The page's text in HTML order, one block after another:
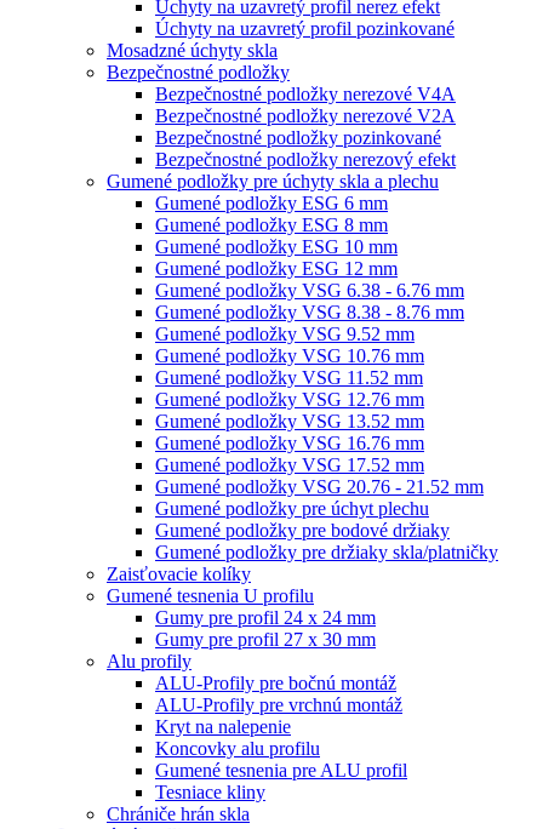
Úchyty na uzavretý profil nerez efekt
Úchyty na uzavretý profil pozinkované
Mosadzné úchyty skla
Bezpečnostné podložky
Bezpečnostné podložky nerezové V4A
Bezpečnostné podložky nerezové V2A
Bezpečnostné podložky pozinkované
Bezpečnostné podložky nerezový efekt
Gumené podložky pre úchyty skla a plechu
Gumené podložky ESG 6 mm
Gumené podložky ESG 8 mm
Gumené podložky ESG 10 mm
Gumené podložky ESG 12 mm
Gumené podložky VSG 6.38 - 6.76 mm
Gumené podložky VSG 8.38 - 8.76 mm
Gumené podložky VSG 9.52 mm
Gumené podložky VSG 10.76 mm
Gumené podložky VSG 11.52 mm
Gumené podložky VSG 12.76 mm
Gumené podložky VSG 13.52 mm
Gumené podložky VSG 16.76 mm
Gumené podložky VSG 17.52 mm
Gumené podložky VSG 20.76 - 21.52 mm
Gumené podložky pre úchyt plechu
Gumené podložky pre bodové držiaky
Gumené podložky pre držiaky skla/platničky
Zaisťovacie kolíky
Gumené tesnenia U profilu
Gumy pre profil 24 x 24 mm
Gumy pre profil 27 x 30 mm
Alu profily
ALU-Profily pre bočnú montáž
ALU-Profily pre vrchnú montáž
Kryt na nalepenie
Koncovky alu profilu
Gumené tesnenia pre ALU profil
Tesniace kliny
Chrániče hrán skla